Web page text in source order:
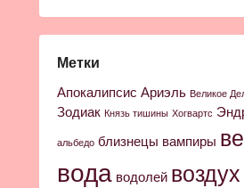
Метки
Апокалипсис Ариэль Великое
Зодиак Князь тишины Хогвартс
альбедо близнецы вампиры
вода водолей воздух